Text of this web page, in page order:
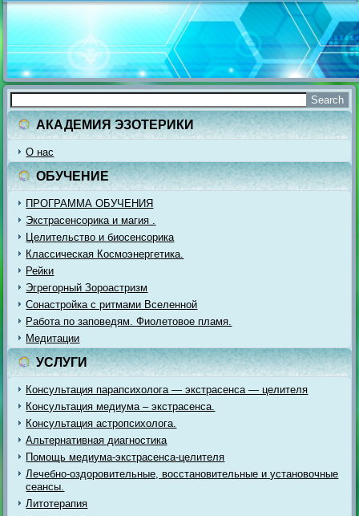
АКАДЕМИЯ ЭЗОТЕРИКИ
О нас
ОБУЧЕНИЕ
ПРОГРАММА ОБУЧЕНИЯ
Экстрасенсорика и магия .
Целительство и биосенсорика
Классическая Космоэнергетика.
Рейки
Эгрегорный Зороастризм
Сонастройка с ритмами Вселенной
Работа по заповедям. Фиолетовое пламя.
Медитации
УСЛУГИ
Консультация парапсихолога — экстрасенса — целителя
Консультация медиума – экстрасенса.
Консультация астропсихолога.
Альтернативная диагностика
Помощь медиума-экстрасенса-целителя
Лечебно-оздоровительные, восстановительные и установочные
сеансы.
Литотерапия